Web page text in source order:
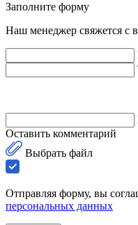
Заполните форму
Наш менеджер свяжется с
Оставить комментарий
Выбрать файл
Отправляя форму, вы
персональных данных